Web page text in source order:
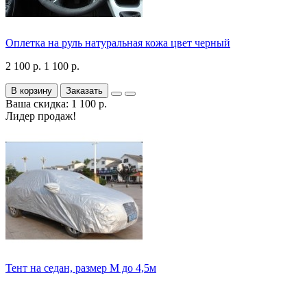
Оплетка на руль натуральная кожа цвет черный
2 100 р. 1 100 р.
В корзину Заказать
Ваша скидка: 1 100 р.
Лидер продаж!
Тент на седан, размер М до 4,5м